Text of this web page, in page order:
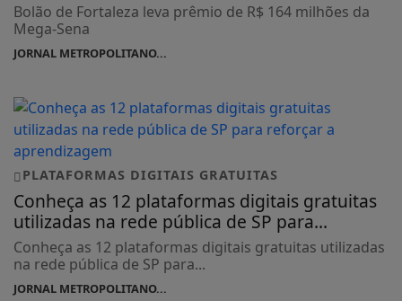
Bolão de Fortaleza leva prêmio de R$ 164 milhões da
Mega-Sena
JORNAL METROPOLITANO...
PLATAFORMAS DIGITAIS GRATUITAS
Conheça as 12 plataformas digitais gratuitas
utilizadas na rede pública de SP para...
Conheça as 12 plataformas digitais gratuitas utilizadas
na rede pública de SP para...
JORNAL METROPOLITANO...